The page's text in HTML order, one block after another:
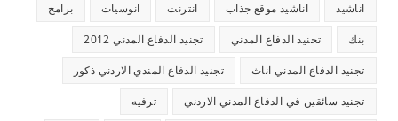
اناشيد اناشيد موقع جذاب انترنت انوسيات برامج
بنك تجنيد الدفاع المدني تجنيد الدفاع المدني 2012
تجنيد الدفاع المدني اناث تجنيد الدفاع المندي الاردني ذكور
تجنيد سائقين في الدفاع المدني الاردني ترفيه